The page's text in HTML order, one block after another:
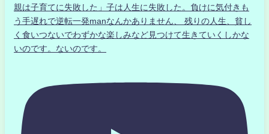
親は子育てに失敗した」子は人生に失敗した。負けに気付きも
う手遅れで逆転一発manなんかありません、 残りの人生、貧し
く食いつないでわずかな楽しみなど見つけて生きていくしかな
いのです。ないのです。